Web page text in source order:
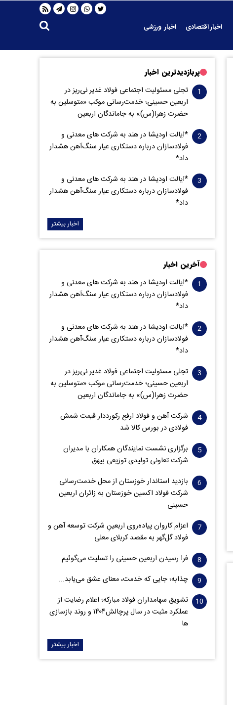
اخبار اقتصادی
اخبار ورزشی
پربازدیدترین اخبار
تجلی مسئولیت اجتماعی فولاد غدیر نی‌ریز در
اربعین حسینی؛ خدمت‌رسانی موکب «متوسلین به
حضرت زهرا(س)» به جاماندگان اربعین
*ایالت اودیشا در هند به شرکت های معدنی و
فولادسازان درباره دستکاری عیار سنگ‌آهن هشدار
داد*
*ایالت اودیشا در هند به شرکت های معدنی و
فولادسازان درباره دستکاری عیار سنگ‌آهن هشدار
داد*
اخبار بیشتر
آخرین اخبار
*ایالت اودیشا در هند به شرکت های معدنی و
فولادسازان درباره دستکاری عیار سنگ‌آهن هشدار
داد*
*ایالت اودیشا در هند به شرکت های معدنی و
فولادسازان درباره دستکاری عیار سنگ‌آهن هشدار
داد*
تجلی مسئولیت اجتماعی فولاد غدیر نی‌ریز در
اربعین حسینی؛ خدمت‌رسانی موکب «متوسلین به
حضرت زهرا(س)» به جاماندگان اربعین
شرکت آهن و فولاد ارفع رکورددار قیمت شمش
فولادی در بورس کالا شد
برگزاری نشست نمایندگان همکاران با مدیران
شرکت تعاونی تولیدی توزیعی بیهق
بازدید استاندار خوزستان از محل خدمت‌رسانی
شرکت فولاد اکسین خوزستان به زائران اربعین
حسینی
اعزام کاروان پیاده‌روی اربعینِ شرکت توسعه آهن و
فولاد گل‌گهر به مقصد کربلای معلی
فرا رسیدن اربعین حسینی را تسلیت می‌گوئیم
چذابه؛ جایی که خدمت، معنای عشق می‌یابد...
تشویق سهامداران فولاد مبارکه؛ اعلام رضایت از
عملکرد مثبت در سال پرچالش۱۴۰۴ و روند بازسازی
ها
اخبار بیشتر